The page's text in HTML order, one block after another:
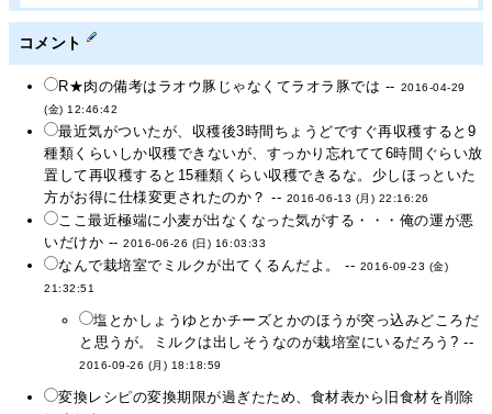
コメント
R★肉の備考はラオウ豚じゃなくてラオラ豚では -- 2016-04-29
(金) 12:46:42
最近気がついたが、収穫後3時間ちょうどですぐ再収穫すると9
種類くらいしか収穫できないが、すっかり忘れてて6時間ぐらい放
置して再収穫すると15種類くらい収穫できるな。少しほっといた
方がお得に仕様変更されたのか？ -- 2016-06-13 (月) 22:16:26
ここ最近極端に小麦が出なくなった気がする・・・俺の運が悪
いだけか --2016-06-26 (日) 16:03:33
なんで栽培室でミルクが出てくるんだよ。 -- 2016-09-23 (金)
21:32:51
塩とかしょうゆとかチーズとかのほうが突っ込みどころだ
と思うが。ミルクは出しそうなのが栽培室にいるだろう? --
2016-09-26 (月) 18:18:59
変換レシピの変換期限が過ぎたため、食材表から旧食材を削除